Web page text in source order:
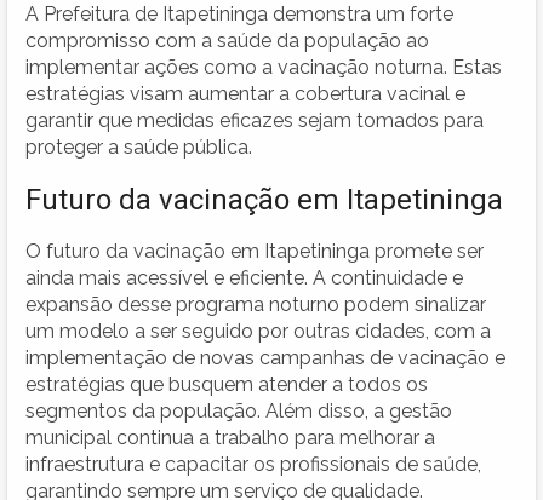
A Prefeitura de Itapetininga demonstra um forte
compromisso com a saúde da população ao
implementar ações como a vacinação noturna. Estas
estratégias visam aumentar a cobertura vacinal e
garantir que medidas eficazes sejam tomados para
proteger a saúde pública.
Futuro da vacinação em Itapetininga
O futuro da vacinação em Itapetininga promete ser
ainda mais acessível e eficiente. A continuidade e
expansão desse programa noturno podem sinalizar
um modelo a ser seguido por outras cidades, com a
implementação de novas campanhas de vacinação e
estratégias que busquem atender a todos os
segmentos da população. Além disso, a gestão
municipal continua a trabalho para melhorar a
infraestrutura e capacitar os profissionais de saúde,
garantindo sempre um serviço de qualidade.